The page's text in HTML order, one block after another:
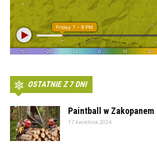
OSTATNIE Z 7 DNI
Paintball w Zakopanem
17 kwietnia 2024